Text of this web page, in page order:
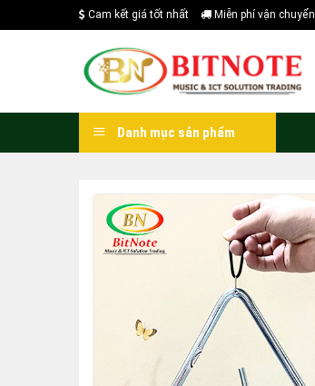
to
Cam kết giá tốt nhất Miễn phí vận chuyển
Danh mục sản phẩm